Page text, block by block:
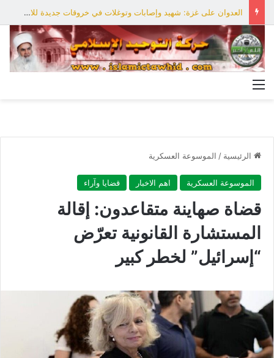
العدوان على غزة: شهيد وإصابات وتوغلات في خروقات جديدة للاحتلال
الرئيسية / الموسوعة العسكرية
الموسوعة العسكرية اهم الاخبار قضايا وآراء
قضاة صهاينة متقاعدون: إقالة
المستشارة القانونية تعرّض
“إسرائيل” لخطر كبير